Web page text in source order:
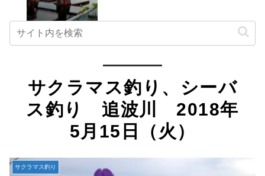
サクラマス釣り、シーバ
ス釣り 追波川 2018年
5月15日（火）
サクラマス釣り